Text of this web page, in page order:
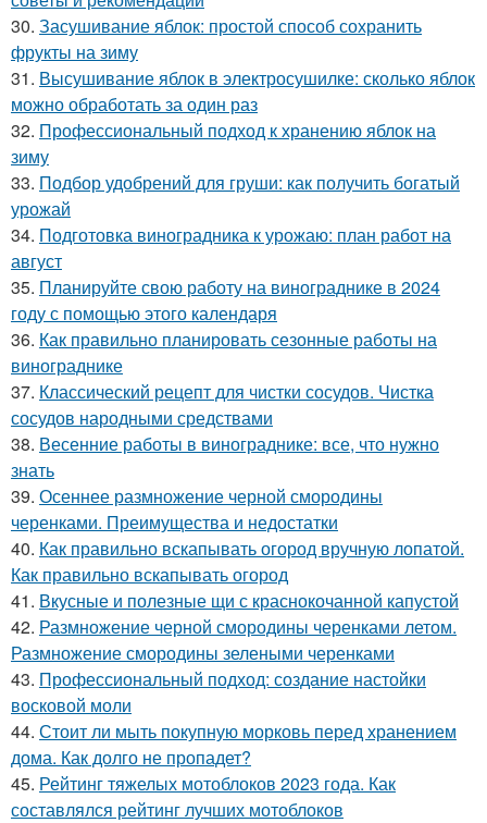
30. Засушивание яблок: простой способ сохранить
фрукты на зиму
31. Высушивание яблок в электросушилке: сколько яблок
можно обработать за один раз
32. Профессиональный подход к хранению яблок на
зиму
33. Подбор удобрений для груши: как получить богатый
урожай
34. Подготовка виноградника к урожаю: план работ на
август
35. Планируйте свою работу на винограднике в 2024
году с помощью этого календаря
36. Как правильно планировать сезонные работы на
винограднике
37. Классический рецепт для чистки сосудов. Чистка
сосудов народными средствами
38. Весенние работы в винограднике: все, что нужно
знать
39. Осеннее размножение черной смородины
черенками. Преимущества и недостатки
40. Как правильно вскапывать огород вручную лопатой.
Как правильно вскапывать огород
41. Вкусные и полезные щи с краснокочанной капустой
42. Размножение черной смородины черенками летом.
Размножение смородины зелеными черенками
43. Профессиональный подход: создание настойки
восковой моли
44. Стоит ли мыть покупную морковь перед хранением
дома. Как долго не пропадет?
45. Рейтинг тяжелых мотоблоков 2023 года. Как
составлялся рейтинг лучших мотоблоков